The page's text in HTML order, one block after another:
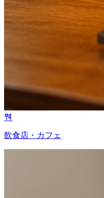
飲食店・カフェ